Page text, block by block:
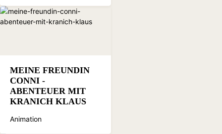
MEINE FREUNDIN
CONNI -
ABENTEUER MIT
KRANICH KLAUS
Animation